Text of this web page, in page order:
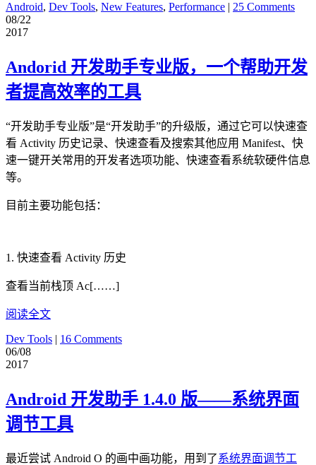
Android, Dev Tools, New Features, Performance | 25 Comments
08/22
2017
Andorid 开发助手专业版，一个帮助开发
者提高效率的工具
“开发助手专业版”是“开发助手”的升级版，通过它可以快速查
看 Activity 历史记录、快速查看及搜索其他应用 Manifest、快
速一键开关常用的开发者选项功能、快速查看系统软硬件信息
等。
目前主要功能包括：
1. 快速查看 Activity 历史
查看当前栈顶 Ac[……]
阅读全文
Dev Tools | 16 Comments
06/08
2017
Android 开发助手 1.4.0 版——系统界面
调节工具
最近尝试 Android O 的画中画功能，用到了系统界面调节工